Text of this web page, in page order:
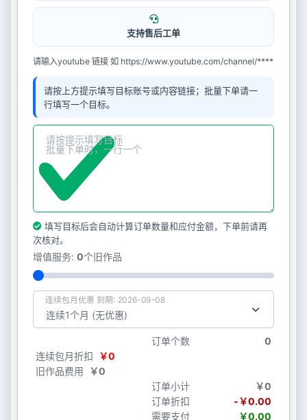
支持售后工单
请输入youtube 链接 如 https://www.youtube.com/channel/****
请按上方提示填写目标账号或内容链接；批量下单请一
行填写一个目标。
填写目标后会自动计算订单数量和应付金额，下单前请再
次核对。
增值服务: 0个旧作品
连续包月优惠 到期: 2026-09-08
订单个数
0
连续包月折扣
￥0
旧作品费用
￥0
订单小计
￥0
订单折扣
-￥0.00
需要支付
￥0.00